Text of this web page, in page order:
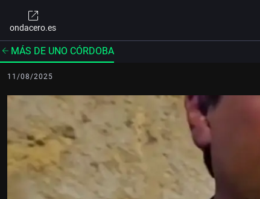
ondacero.es
MÁS DE UNO CÓRDOBA
11/08/2025